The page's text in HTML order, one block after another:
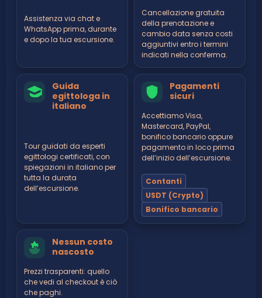
Assistenza via chat e
WhatsApp prima, durante
e dopo la tua escursione.
Cancellazione gratuita
della prenotazione e
cambio data senza costi
aggiuntivi entro i termini
indicati nella conferma.
Guida
egittologa in
italiano
Tour guidati da esperti
egittologi certificati, con
spiegazioni in italiano per
tutta la durata
dell’escursione.
Pagamenti
sicuri
Accettiamo Visa,
Mastercard, PayPal,
bonifico bancario oppure
pagamento in loco prima
dell’inizio dell’escursione.
Contanti
USDT (Crypto)
Bonifico bancario
Nessun costo
nascosto
Prezzi trasparenti: quello
che vedi al checkout è ciò
che paghi.